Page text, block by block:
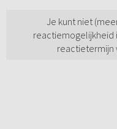
Je kunt niet
reactiemogelijkheid
reactietermijn